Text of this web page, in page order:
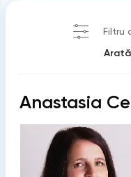
Filtru
Anastasia